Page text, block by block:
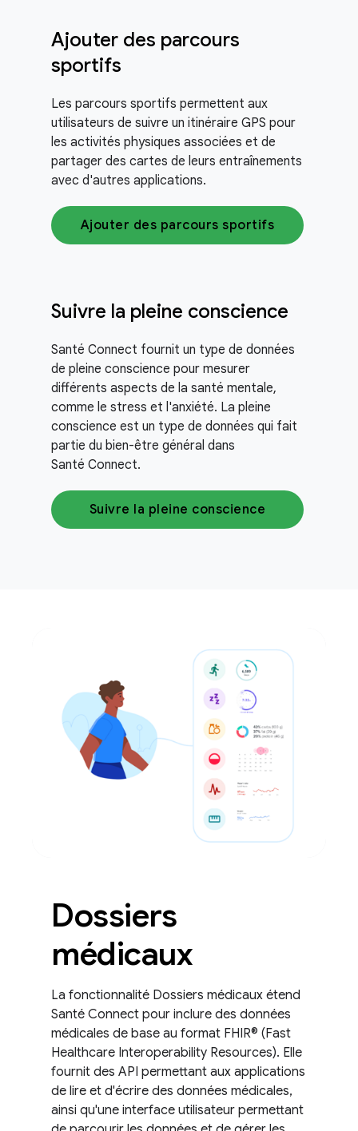
Ajouter des parcours
sportifs
Les parcours sportifs permettent aux
utilisateurs de suivre un itinéraire GPS pour
les activités physiques associées et de
partager des cartes de leurs entraînements
avec d'autres applications.
Ajouter des parcours sportifs
Suivre la pleine conscience
Santé Connect fournit un type de données
de pleine conscience pour mesurer
différents aspects de la santé mentale,
comme le stress et l'anxiété. La pleine
conscience est un type de données qui fait
partie du bien-être général dans
Santé Connect.
Suivre la pleine conscience
Dossiers
médicaux
La fonctionnalité Dossiers médicaux étend
Santé Connect pour inclure des données
médicales de base au format FHIR® (Fast
Healthcare Interoperability Resources). Elle
fournit des API permettant aux applications
de lire et d'écrire des données médicales,
ainsi qu'une interface utilisateur permettant